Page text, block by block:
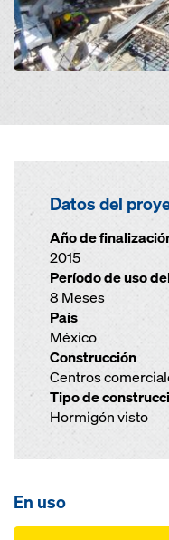
Datos del
Año de
2015
Período de uso
8 Meses
País
México
Construcción
Centros
Tipo de
Hormigón visto
En uso